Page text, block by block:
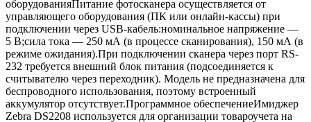
оборудованияПитание фотосканера осуществляется от
управляющего оборудования (ПК или онлайн-кассы) при
подключении через USB-кабель:номинальное напряжение —
5 В;сила тока — 250 мА (в процессе сканирования), 150 мА (в
режиме ожидания).При подключении сканера через порт RS-
232 требуется внешний блок питания (подсоединяется к
считывателю через переходник). Модель не предназначена для
беспроводного использования, поэтому встроенный
аккумулятор отсутствует.Программное обеспечениеИмиджер
Zebra DS2208 используется для организации товароучета на